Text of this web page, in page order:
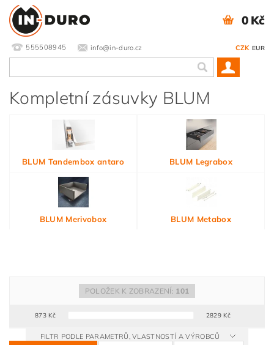
555508945 info@in-duro.cz CZK EUR
0 Kč
Kompletní zásuvky BLUM
BLUM Tandembox antaro BLUM Legrabox
BLUM Merivobox BLUM Metabox
873Kč 2829 Kč
POLOŽEK K ZOBRAZENÍ: 101
FILTR PODLE PARAMETRŮ, VLASTNOSTÍ A VÝROBCŮ